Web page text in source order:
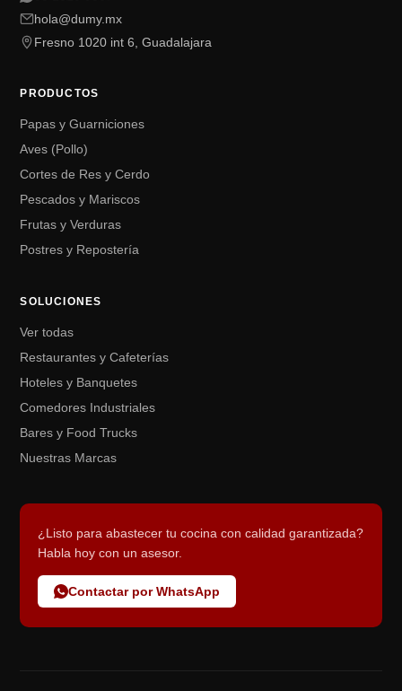
hola@dumy.mx
Fresno 1020 int 6, Guadalajara
PRODUCTOS
Papas y Guarniciones
Aves (Pollo)
Cortes de Res y Cerdo
Pescados y Mariscos
Frutas y Verduras
Postres y Repostería
SOLUCIONES
Ver todas
Restaurantes y Cafeterías
Hoteles y Banquetes
Comedores Industriales
Bares y Food Trucks
Nuestras Marcas
¿Listo para abastecer tu cocina con calidad garantizada?
Habla hoy con un asesor.
Contactar por WhatsApp